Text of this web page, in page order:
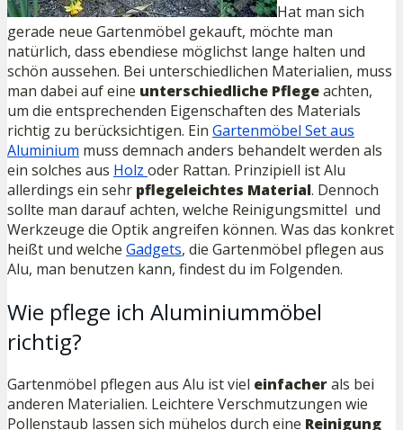
Hat man sich
gerade neue Gartenmöbel gekauft, möchte man
natürlich, dass ebendiese möglichst lange halten und
schön aussehen. Bei unterschiedlichen Materialien, muss
man dabei auf eine unterschiedliche Pflegeachten,
um die entsprechenden Eigenschaften des Materials
richtig zu berücksichtigen. Ein Gartenmöbel Set aus
Aluminium muss demnach anders behandelt werden als
ein solches aus Holz oder Rattan. Prinzipiell ist Alu
allerdings ein sehr pflegeleichtes Material. Dennoch
sollte man darauf achten, welche Reinigungsmittel und
Werkzeuge die Optik angreifen können. Was das konkret
heißt und welche Gadgets, die Gartenmöbel pflegen aus
Alu, man benutzen kann, findest du im Folgenden.
Wie pflege ich Aluminiummöbel
richtig?
Gartenmöbel pflegen aus Alu ist viel einfacherals bei
anderen Materialien. Leichtere Verschmutzungen wie
Pollenstaub lassen sich mühelos durch eine Reinigung